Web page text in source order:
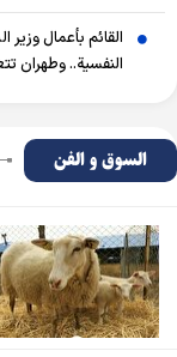
القائم بأعمال
النفسية.. وطهران
السوق و الفن